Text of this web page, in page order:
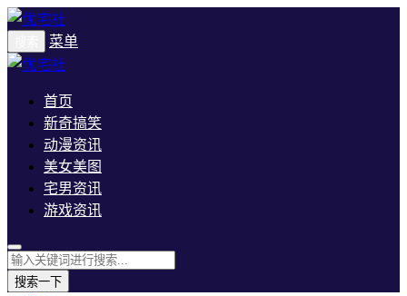
菜单
首页
新奇搞笑
动漫资讯
美女美图
宅男资讯
游戏资讯
搜索一下